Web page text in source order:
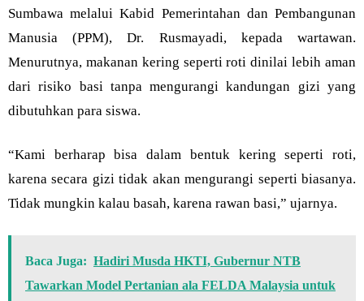
Sumbawa melalui Kabid Pemerintahan dan Pembangunan
Manusia (PPM), Dr. Rusmayadi, kepada wartawan.
Menurutnya, makanan kering seperti roti dinilai lebih aman
dari risiko basi tanpa mengurangi kandungan gizi yang
dibutuhkan para siswa.
“Kami berharap bisa dalam bentuk kering seperti roti,
karena secara gizi tidak akan mengurangi seperti biasanya.
Tidak mungkin kalau basah, karena rawan basi,” ujarnya.
Baca Juga: Hadiri Musda HKTI, Gubernur NTB
Tawarkan Model Pertanian ala FELDA Malaysia untuk